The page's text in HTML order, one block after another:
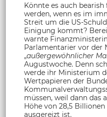
Könnte es auch
werden, wenn es im
Streit um die US-
Einigung kommt?
warnte
Parlamentarier vor der
„außergewöhnlicher
Augustwoche. Denn
werde ihr Ministerium
Wertpapieren der
müssen, weil dann das
Höhe von 28,5
ausgereizt ist.